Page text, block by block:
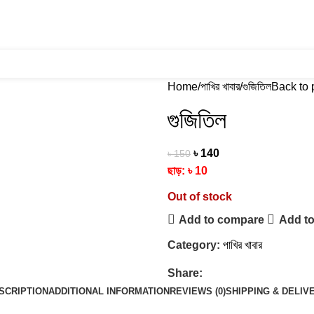
Home পাখির খাবার গুজিতিলBack to
গুজিতিল
৳150 ৳ 140
ছাড়: ৳ 10
Out of stock
Add to compare
Add
Category: পাখির খাবার
Share:
ADDITIONAL INFORMATION REVIEWS (0)SHIPPING &